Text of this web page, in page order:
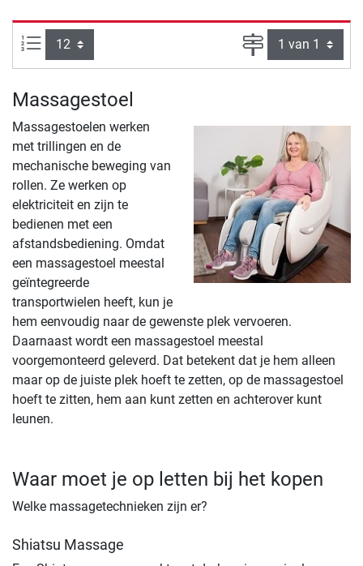
Artikelen per pagina: Pagina
Massagestoel
Massagestoelen werken
met trillingen en de
mechanische beweging van
rollen. Ze werken op
elektriciteit en zijn te
bedienen met een
afstandsbediening. Omdat
een massagestoel meestal
geïntegreerde
transportwielen heeft, kun je
hem eenvoudig naar de gewenste plek vervoeren.
Daarnaast wordt een massagestoel meestal
voorgemonteerd geleverd. Dat betekent dat je hem alleen
maar op de juiste plek hoeft te zetten, op de massagestoel
hoeft te zitten, hem aan kunt zetten en achterover kunt
leunen.
Waar moet je op letten bij het kopen
Welke massagetechnieken zijn er?
Shiatsu Massage